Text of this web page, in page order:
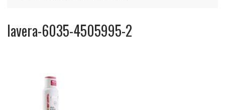
lavera-6035-4505995-2